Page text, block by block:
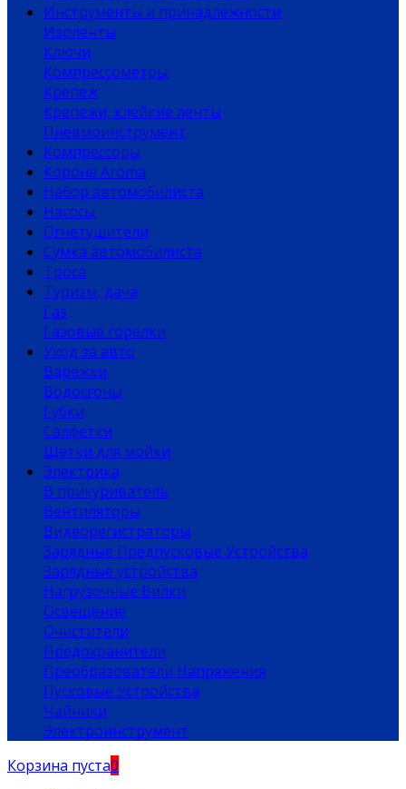
Инструменты и принадлежности
Изоленты
Ключи
Компрессометры
Крепеж
Крепежи, клейкие ленты
Пневмоинструмент
Компрессоры
Корона Aroma
Набор автомобилиста
Насосы
Огнетушители
Сумка автомобилиста
Троса
Туризм, дача
Газ
Газовые горелки
Уход за авто
Варежки
Водосгоны
Губки
Салфетки
Щетки для мойки
Электрика
В прикуриватель
Вентиляторы
Видеорегистраторы
Зарядные Предпусковые Устройства
Зарядные устройства
Нагрузочные Вилки
Освещение
Очистители
Предохранители
Преобразователи Напряжения
Пусковые Устройства
Чайники
Электроинструмент
Корзина пуста0